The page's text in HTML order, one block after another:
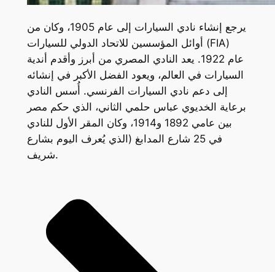
يرجع إنشاء نادي السيارات إلى عام 1905، وكان من
أوائل المؤسسين للاتحاد الدولي للسيارات (FIA)
عام 1922. يعد النادي المصري من أبرز وأقدم أندية
السيارات في العالم، ويعود الفضل الأكبر في إنشائه
إلى دعم نادي السيارات الفرنسي. أُسس النادي
برعاية الخديوي عباس حلمي الثاني، الذي حكم مصر
بين عامي 1892 و1914، وكان المقر الأول للنادي
في 25 شارع المدابغ (الذي يُعرف اليوم بشارع
شريف.